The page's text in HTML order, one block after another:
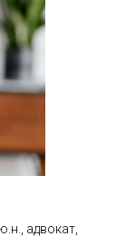
адвокат,